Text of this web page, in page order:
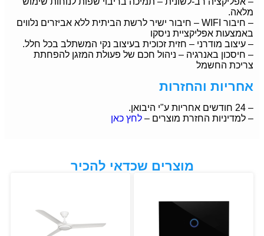
מלאה.
– חיבור WIFI – חיבור ישיר לרשת הביתית ללא אביזרים נלווים
באמצעות אפליקציית ניסקו
– עיצוב מודרני – חזית זכוכית בעיצוב נקי המשתלב בכל חלל.
– חיסכון באנרגיה – ניהול חכם של פעולת המזגן להפחתת
צריכת החשמל
אחריות והחזרות
– 24 חודשים אחריות ע"י היבואן.
– למדיניות החזרת מוצרים – לחץ כאן
מוצרים שכדאי להכיר